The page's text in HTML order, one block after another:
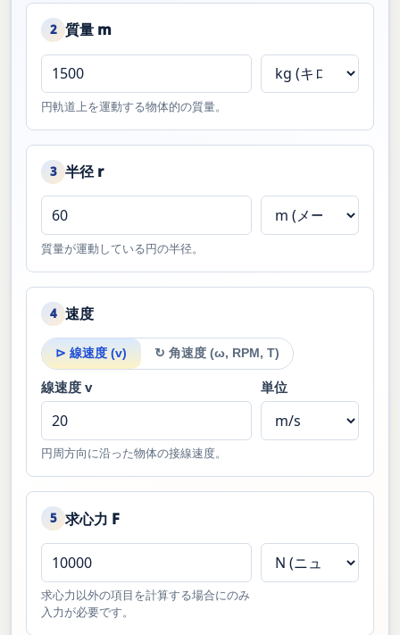
2 質量 m
円軌道上を運動する物体的の質量。
3 半径 r
質量が運動している円の半径。
4 速度
⊳ 線速度 (v) ↻ 角速度 (ω, RPM, T)
線速度 v
円周方向に沿った物体の接線速度。
単位
5 求心力 F
求心力以外の項目を計算する場合にのみ
入力が必要です。